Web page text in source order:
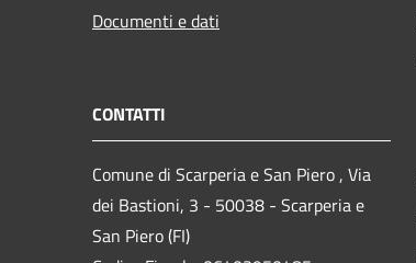
Documenti e dati
CONTATTI
Comune di Scarperia e San Piero , Via
dei Bastioni, 3 - 50038 - Scarperia e
San Piero (FI)